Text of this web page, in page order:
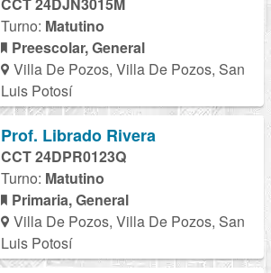
CCT 24DJN3015M
Turno: Matutino
Preescolar, General
Villa De Pozos, Villa De Pozos, San
Luis Potosí
Prof. Librado Rivera
CCT 24DPR0123Q
Turno: Matutino
Primaria, General
Villa De Pozos, Villa De Pozos, San
Luis Potosí